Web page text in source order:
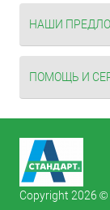
НАШИ
ПОМОЩЬ И
Copyright 2026 ©